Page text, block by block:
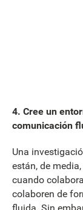
4. Cree un
comunicación
Una
están, de
cuando
colaboren de